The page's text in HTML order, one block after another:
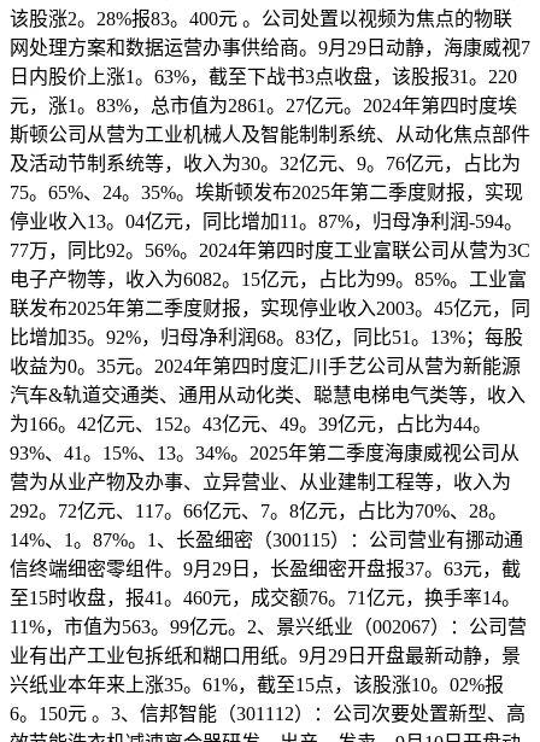
该股涨2。28%报83。400元 。公司处置以视频为焦点的物联
网处理方案和数据运营办事供给商。9月29日动静，海康威视7
日内股价上涨1。63%，截至下战书3点收盘，该股报31。220
元，涨1。83%，总市值为2861。27亿元。2024年第四时度埃
斯顿公司从营为工业机械人及智能制制系统、从动化焦点部件
及活动节制系统等，收入为30。32亿元、9。76亿元，占比为
75。65%、24。35%。埃斯顿发布2025年第二季度财报，实现
停业收入13。04亿元，同比增加11。87%，归母净利润-594。
77万，同比92。56%。2024年第四时度工业富联公司从营为3C
电子产物等，收入为6082。15亿元，占比为99。85%。工业富
联发布2025年第二季度财报，实现停业收入2003。45亿元，同
比增加35。92%，归母净利润68。83亿，同比51。13%；每股
收益为0。35元。2024年第四时度汇川手艺公司从营为新能源
汽车&轨道交通类、通用从动化类、聪慧电梯电气类等，收入
为166。42亿元、152。43亿元、49。39亿元，占比为44。
93%、41。15%、13。34%。2025年第二季度海康威视公司从
营为从业产物及办事、立异营业、从业建制工程等，收入为
292。72亿元、117。66亿元、7。8亿元，占比为70%、28。
14%、1。87%。1、长盈细密（300115）：公司营业有挪动通
信终端细密零组件。9月29日，长盈细密开盘报37。63元，截
至15时收盘，报41。460元，成交额76。71亿元，换手率14。
11%，市值为563。99亿元。2、景兴纸业（002067）：公司营
业有出产工业包拆纸和糊口用纸。9月29日开盘最新动静，景
兴纸业本年来上涨35。61%，截至15点，该股涨10。02%报
6。150元 。3、信邦智能（301112）：公司次要处置新型、高